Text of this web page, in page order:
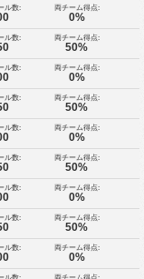
ル数: 両チーム得点:
0%
ル数: 両チーム得点:
50%
ル数: 両チーム得点:
0%
ル数: 両チーム得点:
50%
ル数: 両チーム得点:
0%
ル数: 両チーム得点:
50%
ル数: 両チーム得点:
0%
ル数: 両チーム得点:
50%
ル数: 両チーム得点:
0%